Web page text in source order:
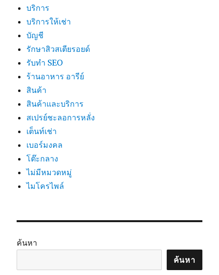
บริการ
บริการให้เช่า
บัญชี
รักษาสิวสเตียรอยด์
รับทำ SEO
ร้านอาหาร อารีย์
สินค้า
สินค้าและบริการ
สเปรย์ชะลอการหลั่ง
เต็นท์เช่า
เบอร์มงคล
โต๊ะกลาง
ไม่มีหมวดหมู่
ไมโครไพล์
ค้นหา
ค้นหา